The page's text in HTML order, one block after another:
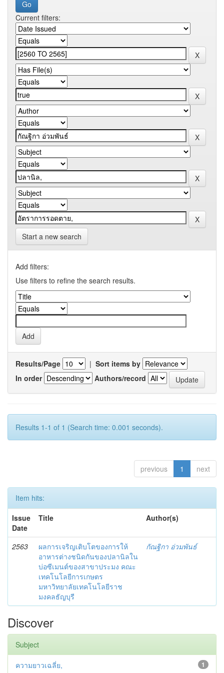
Current filters:
Start a new search
Add filters:
Use filters to refine the search results.
Results/Page | Sort items by
In order
Authors/record
Results 1-1 of 1 (Search time: 0.001 seconds).
previous 1 next
Item hits:
Issue
Date
Title Author(s)
2563
ผลการเจริญเติบโตของการให้
อาหารต่างชนิดกันของปลานิลใน
บ่อซีเมนต์ของสาขาประมง คณะ
เทคโนโลยีการเกษตร
มหาวิทยาลัยเทคโนโลยีราช
มงคลธัญบุรี
กัณฐิกา อ่วมพันธ์
Discover
Subject
1
ความยาวเฉลี่ย,